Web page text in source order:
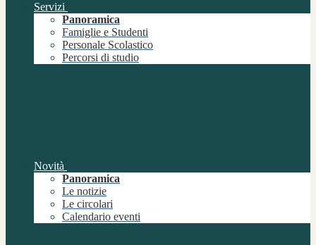
Servizi
Panoramica
Famiglie e Studenti
Personale Scolastico
Percorsi di studio
Novità
Panoramica
Le notizie
Le circolari
Calendario eventi